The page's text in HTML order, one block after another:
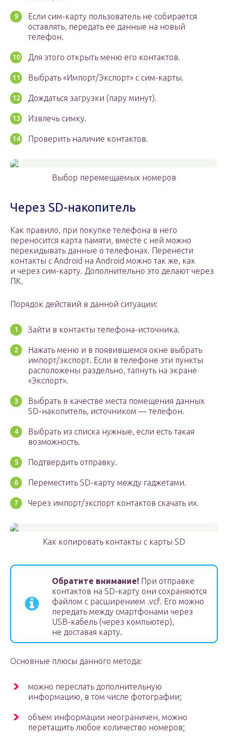
Если сим-карту пользователь не собирается
оставлять, передать ее данные на новый
телефон.
Для этого открыть меню его контактов.
Выбрать «Импорт/Экспорт» с сим-карты.
Дождаться загрузки (пару минут).
Извлечь симку.
Проверить наличие контактов.
Выбор перемещаемых номеров
Через SD-накопитель
Как правило, при покупке телефона в него
переносится карта памяти, вместе с ней можно
перекидывать данные о телефонах. Перенести
контакты с Android на Android можно так же, как
и через сим-карту. Дополнительно это делают через
ПК.
Порядок действий в данной ситуации:
Зайти в контакты телефона-источника.
Нажать меню и в появившемся окне выбрать
импорт/экспорт. Если в телефоне эти пункты
расположены раздельно, тапнуть на экране
«Экспорт».
Выбрать в качестве места помещения данных
SD-накопитель, источником — телефон.
Выбрать из списка нужные, если есть такая
возможность.
Подтвердить отправку.
Переместить SD-карту между гаджетами.
Через импорт/экспорт контактов скачать их.
Как копировать контакты с карты SD
Обратите внимание! При отправке
контактов на SD-карту они сохраняются
файлом с расширением .vcf. Его можно
передать между смартфонами через
USB-кабель (через компьютер),
не доставая карту.
Основные плюсы данного метода:
можно переслать дополнительную
информацию, в том числе фотографии;
объем информации неограничен, можно
перетащить любое количество номеров;